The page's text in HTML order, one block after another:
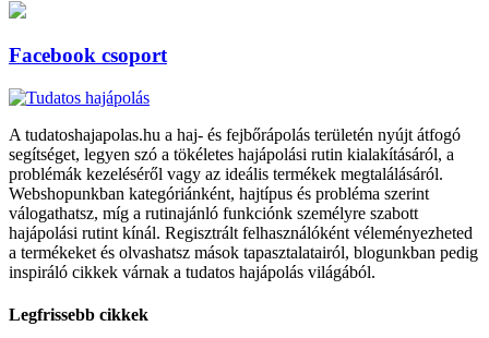
Facebook csoport
A tudatoshajapolas.hu a haj- és fejbőrápolás területén nyújt átfogó
segítséget, legyen szó a tökéletes hajápolási rutin kialakításáról, a
problémák kezeléséről vagy az ideális termékek megtalálásáról.
Webshopunkban kategóriánként, hajtípus és probléma szerint
válogathatsz, míg a rutinajánló funkciónk személyre szabott
hajápolási rutint kínál. Regisztrált felhasználóként véleményezheted
a termékeket és olvashatsz mások tapasztalatairól, blogunkban pedig
inspiráló cikkek várnak a tudatos hajápolás világából.
Legfrissebb cikkek